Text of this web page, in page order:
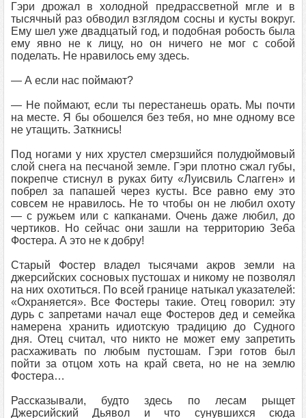
Гэри дрожал в холодной предрассветной мгле и в
тысячный раз обводил взглядом сосны и кусты вокруг.
Ему шел уже двадцатый год, и подобная робость была
ему явно не к лицу, но он ничего не мог с собой
поделать. Не нравилось ему здесь.
— А если нас поймают?
— Не поймают, если ты перестанешь орать. Мы почти
на месте. Я бы обошелся без тебя, но мне одному все
не утащить. Заткнись!
Под ногами у них хрустел смерзшийся полудюймовый
слой снега на песчаной земле. Гэри плотно сжал губы,
покрепче стиснул в руках биту «Луисвиль Слагген» и
побрел за папашей через кусты. Все равно ему это
совсем не нравилось. Не то чтобы он не любил охоту
— с ружьем или с капканами. Очень даже любил, до
чертиков. Но сейчас они зашли на территорию Зеба
Фостера. А это не к добру!
Старый Фостер владел тысячами акров земли на
джерсийских сосновых пустошах и никому не позволял
на них охотиться. По всей границе натыкал указателей:
«Охраняется». Все Фостеры такие. Отец говорил: эту
дурь с запретами начал еще Фостеров дед и семейка
намерена хранить идиотскую традицию до Судного
дня. Отец считал, что никто не может ему запретить
расхаживать по любым пустошам. Гэри готов был
пойти за отцом хоть на край света, но не на землю
Фостера…
Рассказывали, будто здесь по лесам рыщет
Джерсийский Дьявол и что сунувшихся сюда